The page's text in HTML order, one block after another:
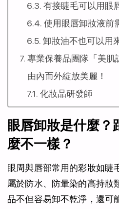
有接睫毛可以用眼
使用眼唇卸妝液前
卸妝油不也可以用
專業保養品團隊「美肌
由內而外綻放美麗！
化妝品研發師
眼唇卸妝是什麼？
麼不一樣？
眼周與唇部常用的彩妝如睫
屬於防水、防暈染的高持妝
品不但容易卸不乾淨，還可